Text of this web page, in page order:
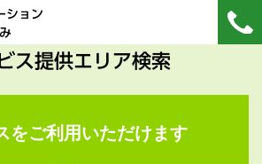
ション
ス提供エリア検索
をご利用いただけます